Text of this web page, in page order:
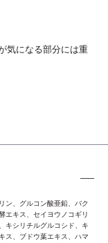
気になる部分には重
ン、グルコン酸亜鉛、バク
エキス、セイヨウノコギリ
キシリチルグルコシド、キ
ス、ブドウ葉エキス、ハマ